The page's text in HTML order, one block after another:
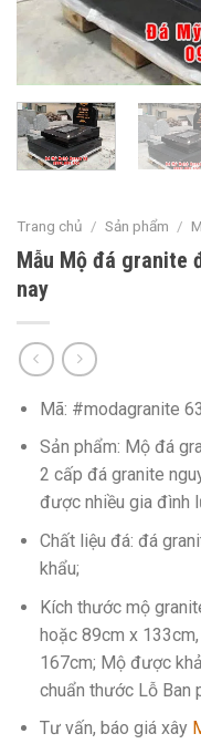
Trang chủ / Sản phẩm /
Mẫu Mộ đá granite
nay
Mã: #modagranite
Sản phẩm: Mộ đá
2 cấp đá granite
được nhiều gia đình
Chất liệu đá: đá
khẩu;
Kích thước mộ
hoặc 89cm x
167cm; Mộ được
chuẩn thước Lỗ Ban
Tư vấn, báo giá xây